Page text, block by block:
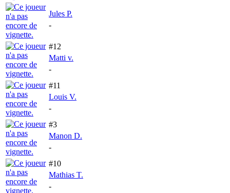
Jules P.
-
#12
Matti v.
-
#11
Louis V.
-
#3
Manon D.
-
#10
Mathias T.
-